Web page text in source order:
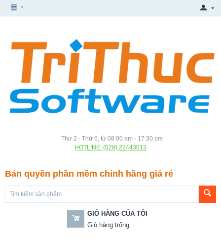
Thứ 2 - Thứ 6, từ 08:00 am - 17:30 pm
HOTLINE: (028) 22443013
Bản quyền phần mềm chính hãng giá rẻ
GIỎ HÀNG CỦA TÔI
Giỏ hàng trống